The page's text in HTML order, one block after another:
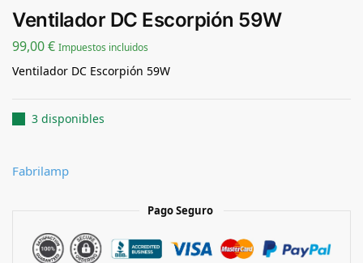
Ventilador DC Escorpión 59W
99,00€ Impuestos incluidos
Ventilador DC Escorpión 59W
3 disponibles
Fabrilamp
Pago Seguro